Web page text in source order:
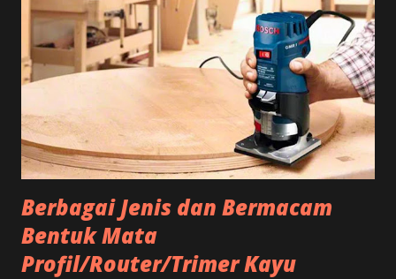
derajat kemiringan dan berbagai fitur yang bisa disesuaikan
pemakianya yang menjadikannya unggul dalam pemotongan
melintang maupun pemotongan dengan kemiringan
tertentu. Miter Saw banyak ditemui di pengrajin kayu,
seperti pembuatan pigura maupun frame kayu juga untuk
pemotongan material seperti alumunium, panel dan yang
sejenisnya lainnya. Penggunaan Miter Saw mungkin dapat
sedikit membingun...
Berbagai Jenis dan Bermacam
Bentuk Mata
Profil/Router/Trimer Kayu